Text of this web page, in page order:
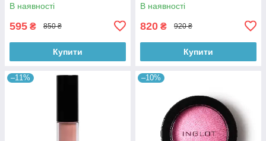
В наявності
595 ₴ 850 ₴
Купити
В наявності
820 ₴ 920 ₴
Купити
–11% –10%